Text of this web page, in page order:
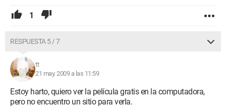
1
RESPUESTA 5 / 7
tt
21 may. 2009 a las 11:59
Estoy harto, quiero ver la película gratis en la computadora,
pero no encuentro un sitio para verla.